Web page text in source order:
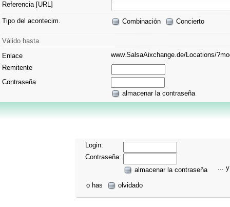
Referencia [URL]
Tipo del acontecim. Combinación Concierto
Válido hasta
Enlace
www.SalsaAixchange.de/Locations/
Remitente
Contraseña
almacenar la contraseña
Login:
Contraseña:
almacenar la contraseña
o has
olvidado
...